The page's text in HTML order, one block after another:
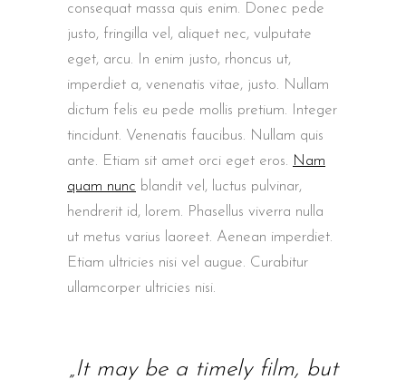
consequat massa quis enim. Donec pede
justo, fringilla vel, aliquet nec, vulputate
eget, arcu. In enim justo, rhoncus ut,
imperdiet a, venenatis vitae, justo. Nullam
dictum felis eu pede mollis pretium. Integer
tincidunt. Venenatis faucibus. Nullam quis
ante. Etiam sit amet orci eget eros. Nam
quam nunc blandit vel, luctus pulvinar,
hendrerit id, lorem. Phasellus viverra nulla
ut metus varius laoreet. Aenean imperdiet.
Etiam ultricies nisi vel augue. Curabitur
ullamcorper ultricies nisi.
„It may be a timely film, but